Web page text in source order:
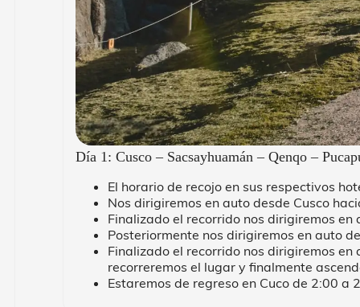
Día 1: Cusco – Sacsayhuamán – Qenqo –
El horario de recojo en sus respectivos
Nos dirigiremos en auto desde Cusco
Finalizado el recorrido nos dirigiremos
Posteriormente nos dirigiremos en auto
Finalizado el recorrido nos dirigiremos
recorreremos el lugar y finalmente
Estaremos de regreso en Cuco de 2:00 a